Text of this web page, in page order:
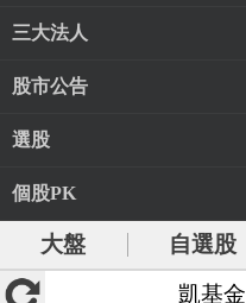
三大法人
股市公告
選股
個股PK
大盤 自選股
凱基金